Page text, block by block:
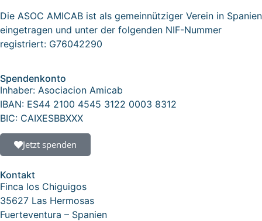
Die ASOC AMICAB ist als gemeinnütziger Verein in Spanien
eingetragen und unter der folgenden NIF-Nummer
registriert: G76042290
Spendenkonto
Inhaber: Asociacion Amicab
IBAN: ES44 2100 4545 3122 0003 8312
BIC: CAIXESBBXXX
Jetzt spenden
Kontakt
Finca los Chiguigos
35627 Las Hermosas
Fuerteventura – Spanien